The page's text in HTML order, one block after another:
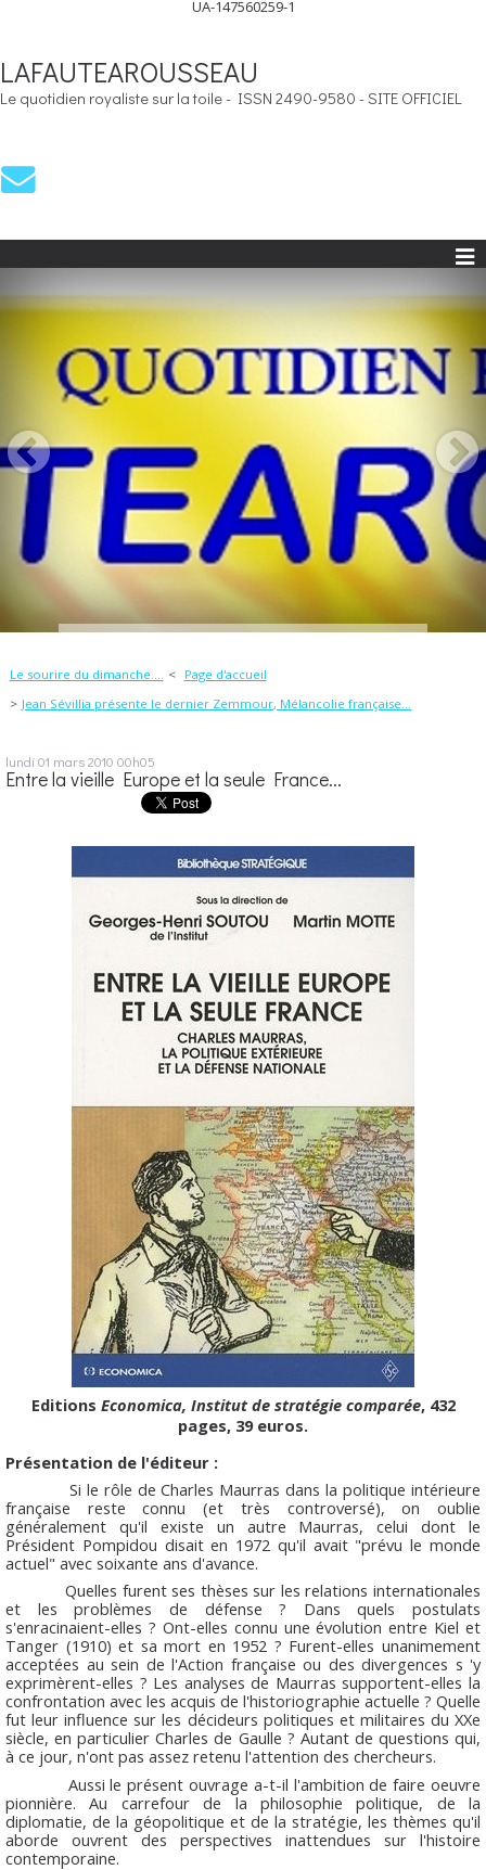
UA-147560259-1
LAFAUTEAROUSSEAU
Le quotidien royaliste sur la toile - ISSN 2490-9580 - SITE OFFICIEL
Le sourire du dimanche....
Page d'accueil
Jean Sévillia présente le dernier Zemmour, Mélancolie française...
lundi 01 mars 2010 00h05
Entre la vieille Europe et la seule France...
Editions Economica, Institut de stratégie comparée, 432
pages, 39 euros.
Présentation de l'éditeur :
Si le rôle de Charles Maurras dans la politique intérieure
française reste connu (et très controversé), on oublie
généralement qu'il existe un autre Maurras, celui dont le
Président Pompidou disait en 1972 qu'il avait "prévu le monde
actuel" avec soixante ans d'avance.
Quelles furent ses thèses sur les relations internationales
et les problèmes de défense ? Dans quels postulats
s'enracinaient-elles ? Ont-elles connu une évolution entre Kiel et
Tanger (1910) et sa mort en 1952 ? Furent-elles unanimement
acceptées au sein de l'Action française ou des divergences s 'y
exprimèrent-elles ? Les analyses de Maurras supportent-elles la
confrontation avec les acquis de l'historiographie actuelle ? Quelle
fut leur influence sur les décideurs politiques et militaires du XXe
siècle, en particulier Charles de Gaulle ? Autant de questions qui,
à ce jour, n'ont pas assez retenu l'attention des chercheurs.
Aussi le présent ouvrage a-t-il l'ambition de faire oeuvre
pionnière. Au carrefour de la philosophie politique, de la
diplomatie, de la géopolitique et de la stratégie, les thèmes qu'il
aborde ouvrent des perspectives inattendues sur l'histoire
contemporaine.